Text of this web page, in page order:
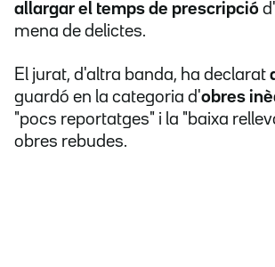
allargar el temps de prescripció
mena de delictes.
El jurat, d'altra banda, ha declarat
guardó en la categoria d'obres
"pocs reportatges" i la "baixa
obres rebudes.